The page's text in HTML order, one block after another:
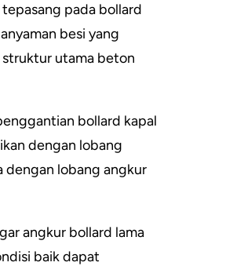
pada bollard
besi yang
utama beton
bollard kapal
dengan lobang
dengan lobang angkur
angkur bollard lama
baik dapat